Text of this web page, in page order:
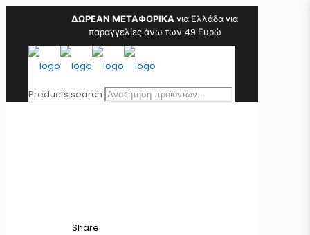
ΔΩΡΕΑΝ ΜΕΤΑΦΟΡΙΚΑγια Ελλάδα για
παραγγελίες άνω των 49 Ευρώ
Products search
Share